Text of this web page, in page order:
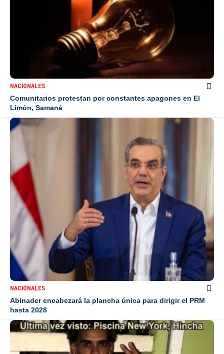
NACIONALES
Comunitarios protestan por constantes apagones en El
Limón, Samaná
NACIONALES
Abinader encabezará la plancha única para dirigir el PRM
hasta 2028